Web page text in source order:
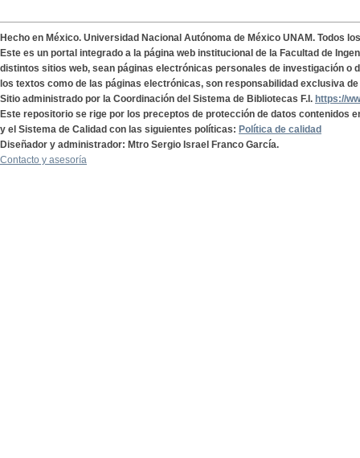
Hecho en México. Universidad Nacional Autónoma de México UNAM. Todos
Este es un portal integrado a la página web institucional de la Facultad de
distintos sitios web, sean páginas electrónicas personales de investigación o
los textos como de las páginas electrónicas, son responsabilidad exclusiva
Sitio administrado por la Coordinación del Sistema de Bibliotecas F.I. https://
Este repositorio se rige por los preceptos de protección de datos contenidos
y el Sistema de Calidad con las siguientes políticas: Política de calidad
Diseñador y administrador: Mtro Sergio Israel Franco García.
Contacto y asesoría